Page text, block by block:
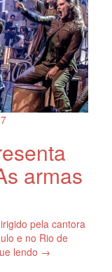
armas
pela cantora
e no Rio de
lendo →